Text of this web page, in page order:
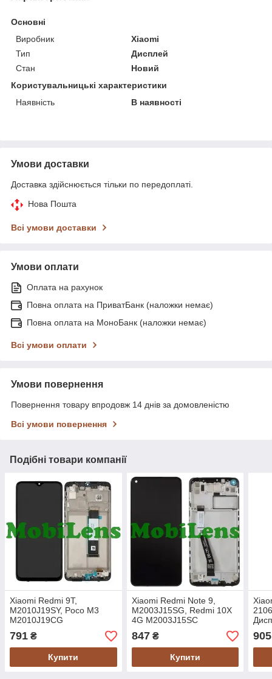
Основні
Виробник
Xiaomi
Тип
Дисплей
Стан
Новий
Користувальницькі характеристики
Наявність
В наявності
Умови доставки
Доставка здійснюється тільки по передоплаті.
Нова Пошта
Всі умови доставки
Умови оплати
Оплата на рахунок
Повна оплата на ПриватБанк (наложки немає)
Повна оплата на МоноБанк (наложки немає)
Всі умови оплати
Умови повернення
Повернення товару впродовж 14 днів за домовленістю
Всі умови повернення
Подібні товари компанії
Xiaomi Redmi 9T,
M2010J19SY, Poco M3
M2010J19CG
Дисплей+тачскрин(модуль)
черный *в рамке
791 ₴
Купити
Xiaomi Redmi Note 9,
M2003J15SG, Redmi 10X
4G M2003J15SC
Дисплей+тачскрин(модуль)
черный *в рамке
847₴
Купити
905